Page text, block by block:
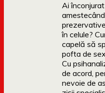
Ai
în celule?
capelă să
pofta de
Cu
de acord,
nevoie de